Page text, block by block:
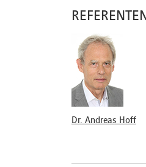
Ampelkonto
Budgetkonto
Zyklus-/
Ausfallprinzip
Dr. Andreas Hoff